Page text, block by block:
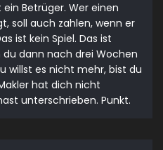
Betrüger. Wer einen
soll auch zahlen, wenn er
ist kein Spiel. Das ist
du dann nach drei Wochen
willst es nicht mehr, bist du
hat dich nicht
unterschrieben. Punkt.